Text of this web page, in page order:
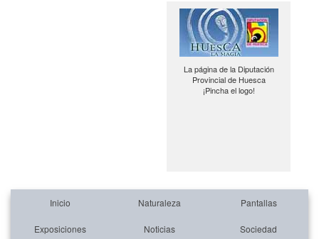
La página de la Diputación
Provincial de Huesca
¡Pincha el logo!
Inicio Naturaleza Pantallas
Exposiciones Noticias Sociedad